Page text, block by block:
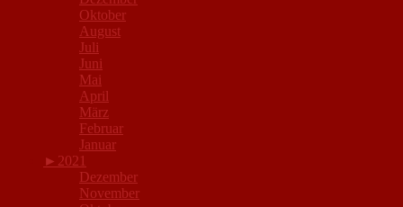
Oktober
August
Juli
Juni
Mai
April
März
Februar
Januar
► 2021
Dezember
November